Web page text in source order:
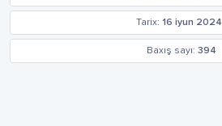
Tarix: 16 iyun 2024
Baxış sayı: 394